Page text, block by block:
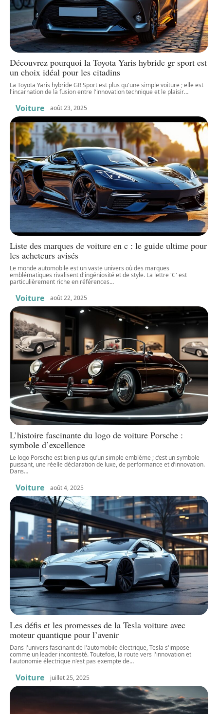
Découvrez pourquoi la Toyota Yaris hybride gr sport est
un choix idéal pour les citadins
La Toyota Yaris hybride GR Sport est plus qu'une simple voiture ; elle est
l'incarnation de la fusion entre l'innovation technique et le plaisir…
Voiture août 23, 2025
Liste des marques de voiture en c : le guide ultime pour
les acheteurs avisés
Le monde automobile est un vaste univers où des marques
emblématiques rivalisent d'ingéniosité et de style. La lettre 'C' est
particulièrement riche en références…
Voiture août 22, 2025
L’histoire fascinante du logo de voiture Porsche :
symbole d’excellence
Le logo Porsche est bien plus qu’un simple emblème ; c’est un symbole
puissant, une réelle déclaration de luxe, de performance et d’innovation.
Dans…
Voiture août 4, 2025
Les défis et les promesses de la Tesla voiture avec
moteur quantique pour l’avenir
Dans l'univers fascinant de l'automobile électrique, Tesla s'impose
comme un leader incontesté. Toutefois, la route vers l'innovation et
l'autonomie électrique n'est pas exempte de…
Voiture juillet 25, 2025